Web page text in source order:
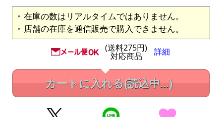
在庫の数はリアルタイムではありません。
店舗の在庫を通信販売で購入できません。
(送料275円)
対応商品 詳細
カートに入れる(読込中...)